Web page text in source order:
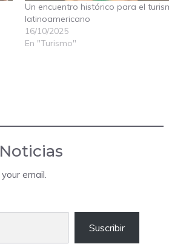
Un encuentro histórico para el
latinoamericano
16/10/2025
En "Turismo"
email.
Suscribir